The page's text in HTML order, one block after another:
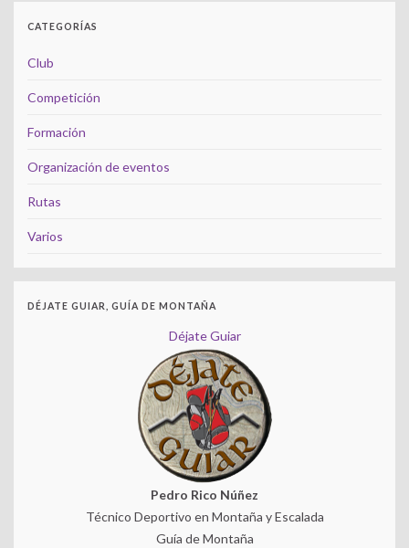
CATEGORÍAS
Club
Competición
Formación
Organización de eventos
Rutas
Varios
DÉJATE GUIAR, GUÍA DE MONTAÑA
Déjate Guiar
Pedro Rico Núñez
Técnico Deportivo en Montaña y Escalada
Guía de Montaña